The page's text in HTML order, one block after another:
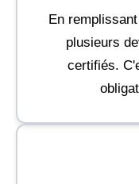
En
plusieurs
certifiés.